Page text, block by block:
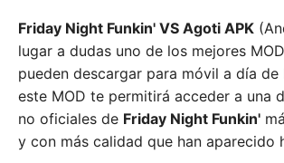
Friday Night Funkin' VS Agoti APK
lugar a dudas uno de los mejores
pueden descargar para móvil a día de
este MOD te permitirá acceder a una
no oficiales de Friday Night Funkin'
y con más calidad que han aparecido